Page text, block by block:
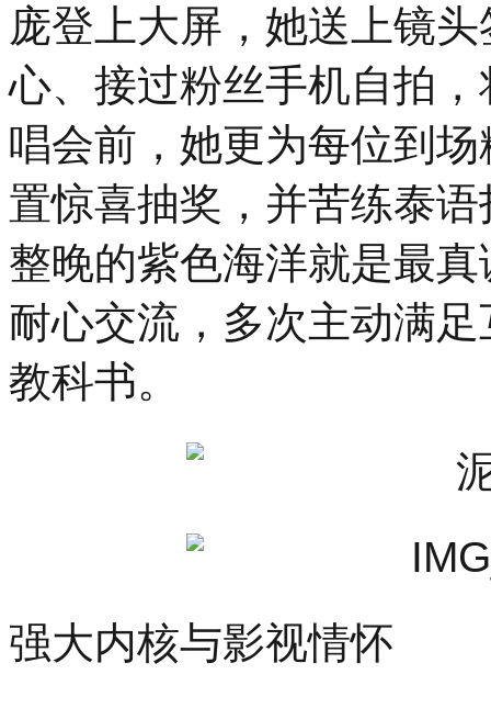
庞登上大屏，她送上镜
心、接过粉丝手机自拍
唱会前，她更为每位到
置惊喜抽奖，并苦练泰
整晚的紫色海洋就是最
耐心交流，多次主动满
教科书。
强大内核与影视情怀